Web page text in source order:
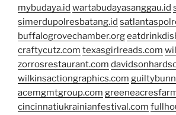
mybudaya.id wartabudayasanggau.id
simerdupolresbatang.id
buffalogrovechamber.org
craftycutz.com texasgirlreads.com
zorrosrestaurant.com
wilkinsactiongraphics.com
acemgmtgroup.com
cincinnatiukrainianfestival.com